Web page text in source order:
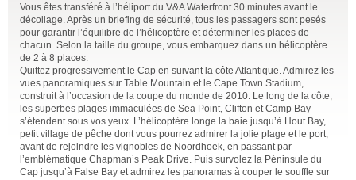
Vous êtes transféré à l’héliport du V&A Waterfront 30 minutes avant le
décollage. Après un briefing de sécurité, tous les passagers sont pesés
pour garantir l’équilibre de l’hélicoptère et déterminer les places de
chacun. Selon la taille du groupe, vous embarquez dans un hélicoptère
de 2 à 8 places.
Quittez progressivement le Cap en suivant la côte Atlantique. Admirez les
vues panoramiques sur Table Mountain et le Cape Town Stadium,
construit à l’occasion de la coupe du monde de 2010. Le long de la côte,
les superbes plages immaculées de Sea Point, Clifton et Camp Bay
s’étendent sous vos yeux. L’hélicoptère longe la baie jusqu’à Hout Bay,
petit village de pêche dont vous pourrez admirer la jolie plage et le port,
avant de rejoindre les vignobles de Noordhoek, en passant par
l’emblématique Chapman’s Peak Drive. Puis survolez la Péninsule du
Cap jusqu’à False Bay et admirez les panoramas à couper le souffle sur